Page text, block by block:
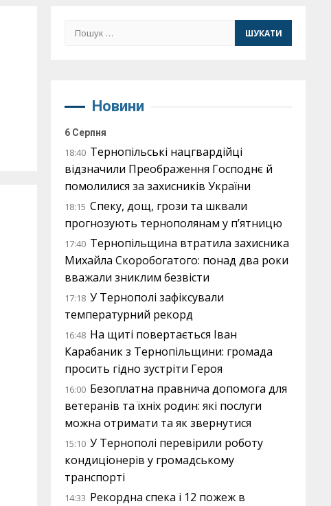
Пошук:
Новини
6 Серпня
18:40 Тернопільські нацгвардійці
відзначили Преображення Господнє й
помолилися за захисників України
18:15 Спеку, дощ, грози та шквали
прогнозують тернополянам у п’ятницю
17:40 Тернопільщина втратила захисника
Михайла Скоробогатого: понад два роки
вважали зниклим безвісти
17:18 У Тернополі зафіксували
температурний рекорд
16:48 На щиті повертається Іван
Карабаник з Тернопільщини: громада
просить гідно зустріти Героя
16:00 Безоплатна правнича допомога для
ветеранів та їхніх родин: які послуги
можна отримати та як звернутися
15:10 У Тернополі перевірили роботу
кондиціонерів у громадському
транспорті
14:33 Рекордна спека і 12 пожеж в